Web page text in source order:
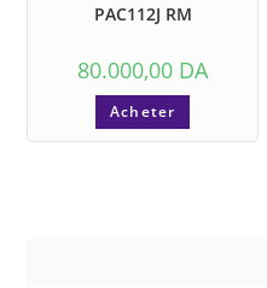
PAC112J RM
80.000,00 DA
Acheter